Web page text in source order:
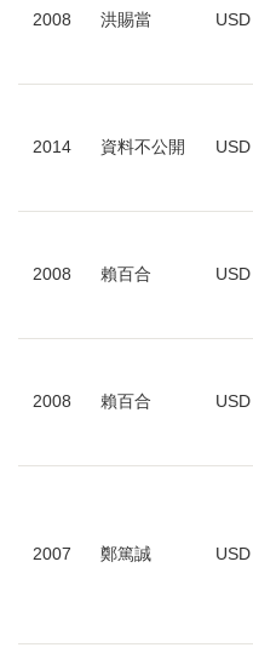
2008 洪賜當 USD
2014 資料不公開 USD
2008 賴百合 USD
2008 賴百合 USD
2007 鄭篤誠 USD